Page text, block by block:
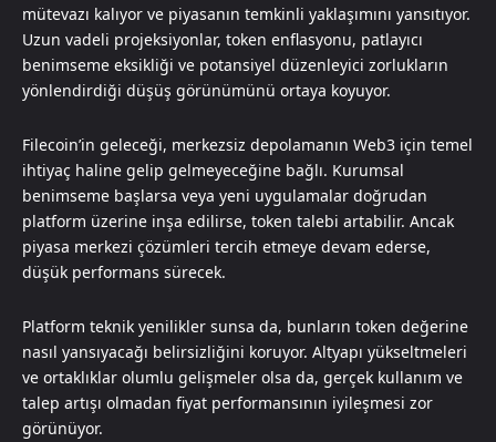
mütevazı kalıyor ve piyasanın temkinli yaklaşımını yansıtıyor.
Uzun vadeli projeksiyonlar, token enflasyonu, patlayıcı
benimseme eksikliği ve potansiyel düzenleyici zorlukların
yönlendirdiği düşüş görünümünü ortaya koyuyor.
Filecoin’in geleceği, merkezsiz depolamanın Web3 için temel
ihtiyaç haline gelip gelmeyeceğine bağlı. Kurumsal
benimseme başlarsa veya yeni uygulamalar doğrudan
platform üzerine inşa edilirse, token talebi artabilir. Ancak
piyasa merkezi çözümleri tercih etmeye devam ederse,
düşük performans sürecek.
Platform teknik yenilikler sunsa da, bunların token değerine
nasıl yansıyacağı belirsizliğini koruyor. Altyapı yükseltmeleri
ve ortaklıklar olumlu gelişmeler olsa da, gerçek kullanım ve
talep artışı olmadan fiyat performansının iyileşmesi zor
görünüyor.